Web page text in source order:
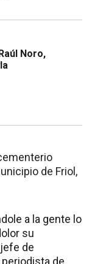
Noro,
de Friol,
a la gente lo
su
de
periodista de